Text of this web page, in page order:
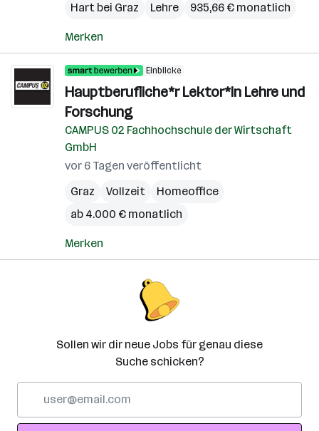
Hart bei Graz
Lehre 935,66 € monatlich
Merken
Einblicke
Hauptberufliche*r Lektor*in Lehre und
Forschung
CAMPUS 02 Fachhochschule der Wirtschaft
GmbH
vor 6 Tagen veröffentlicht
Graz
Vollzeit
Homeoffice
ab 4.000 € monatlich
Merken
Sollen wir dir neue Jobs für genau diese
Suche schicken?
Adresse